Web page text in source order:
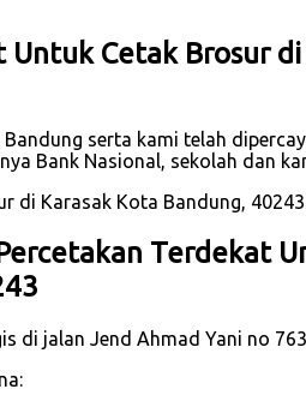
Cetak Brosur
serta kami telah
Bank Nasional, sekolah dan
Terdekat
di jalan Jend Ahmad Yani no